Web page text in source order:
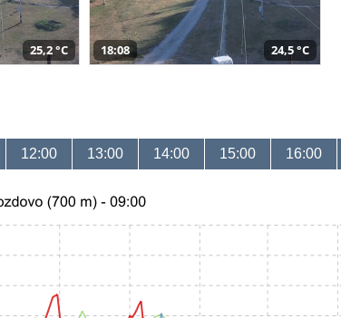
25,2 °C 18:08 24,5 °C
12:00 13:00 14:00 15:00 16:00